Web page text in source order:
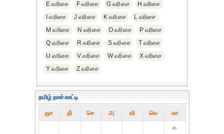
E வரிசை
F வரிசை G வரிசை
H வரிசை
I வரிசை
J வரிசை K வரிசை
L வரிசை
M வரிசை
N வரிசை O வரிசை
P வரிசை
Q வரிசை
R வரிசை S வரிசை
T வரிசை
U வரிசை
V வரிசை W வரிசை
X வரிசை
Y வரிசை
Z வரிசை
தமிழ் நாள்காட்டி
ஞா தி் செ அ வி வெ கா
௧